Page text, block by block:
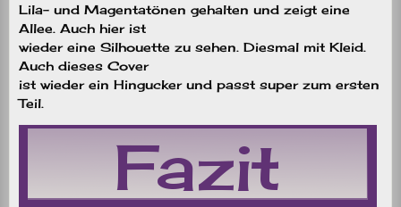
Lila- und Magentatönen gehalten und zeigt eine
Allee. Auch hier ist
wieder eine Silhouette zu sehen. Diesmal mit Kleid.
Auch dieses Cover
ist wieder ein Hingucker und passt super zum ersten
Teil.